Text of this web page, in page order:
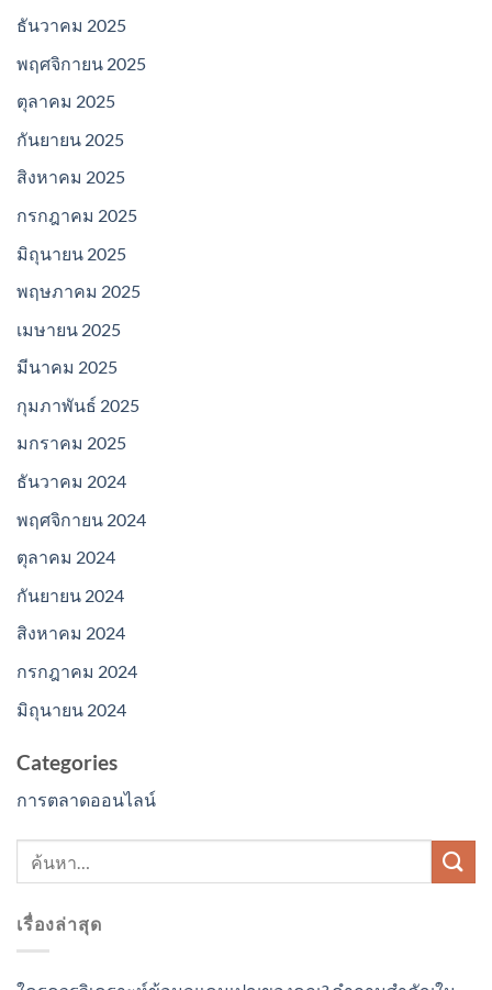
ธันวาคม 2025
พฤศจิกายน 2025
ตุลาคม 2025
กันยายน 2025
สิงหาคม 2025
กรกฎาคม 2025
มิถุนายน 2025
พฤษภาคม 2025
เมษายน 2025
มีนาคม 2025
กุมภาพันธ์ 2025
มกราคม 2025
ธันวาคม 2024
พฤศจิกายน 2024
ตุลาคม 2024
กันยายน 2024
สิงหาคม 2024
กรกฎาคม 2024
มิถุนายน 2024
Categories
การตลาดออนไลน์
เรื่องล่าสุด